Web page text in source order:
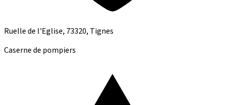
Ruelle de l'Eglise, 73320, Tignes
Caserne de pompiers